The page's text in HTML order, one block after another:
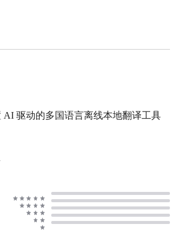
AI 驱动的多国语言离线本地翻译工具